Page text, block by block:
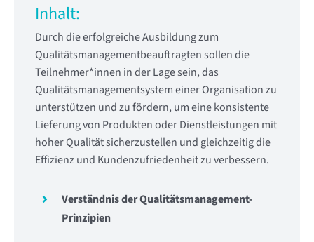
Inhalt:
Durch die erfolgreiche Ausbildung zum
Qualitätsmanagementbeauftragten sollen die
Teilnehmer*innen in der Lage sein, das
Qualitätsmanagementsystem einer Organisation zu
unterstützen und zu fördern, um eine konsistente
Lieferung von Produkten oder Dienstleistungen mit
hoher Qualität sicherzustellen und gleichzeitig die
Effizienz und Kundenzufriedenheit zu verbessern.
Verständnis der Qualitätsmanagement-
Prinzipien